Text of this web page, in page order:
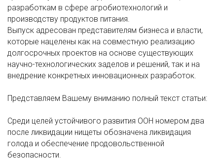
разработкам в сфере агробиотехнологий и
производству продуктов питания.
Выпуск адресован представителям бизнеса и власти,
которые нацелены как на совместную реализацию
долгосрочных проектов на основе существующих
научно-технологических заделов и решений, так и на
внедрение конкретных инновационных разработок.
Представляем Вашему вниманию полный текст статьи:
Среди целей устойчивого развития ООН номером два
после ликвидации нищеты обозначена ликвидация
голода и обеспечение продовольственной
безопасности.